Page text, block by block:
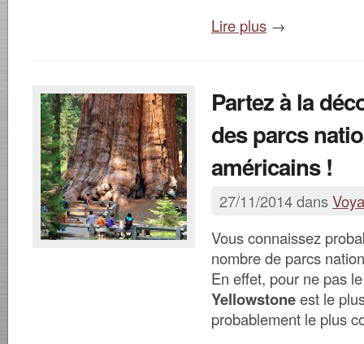
Lire plus →
Partez à la
des parcs
américains !
27/11/2014 dans
Vous connaissez
nombre de parcs
En effet, pour ne pas
Yellowstoneest le
probablement le plus